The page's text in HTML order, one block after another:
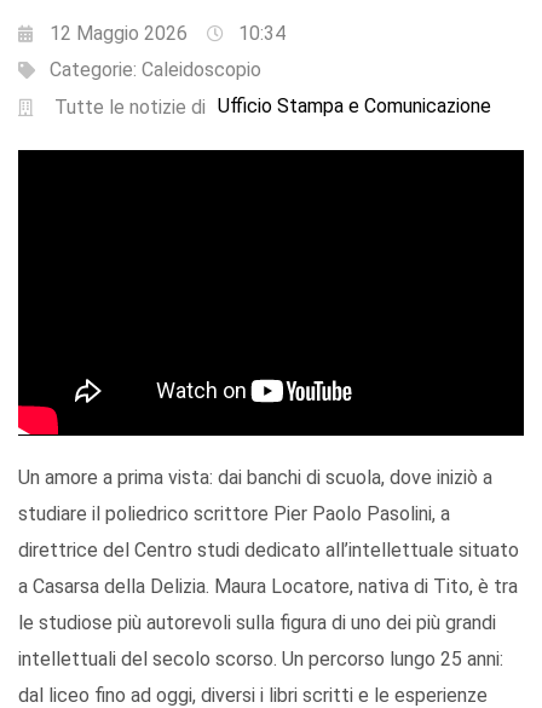
12 Maggio 2026
10:34
Categorie: Caleidoscopio
Tutte le notizie di Ufficio Stampa e Comunicazione
Un amore a prima vista: dai banchi di scuola, dove iniziò a
studiare il poliedrico scrittore Pier Paolo Pasolini, a
direttrice del Centro studi dedicato all’intellettuale situato
a Casarsa della Delizia. Maura Locatore, nativa di Tito, è tra
le studiose più autorevoli sulla figura di uno dei più grandi
intellettuali del secolo scorso. Un percorso lungo 25 anni:
dal liceo fino ad oggi, diversi i libri scritti e le esperienze